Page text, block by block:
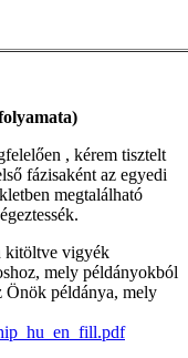
, kérem tisztelt
fázisaként az egyedi
megtalálható
kitöltve vigyék
mely példányokból
Önök példánya, mely